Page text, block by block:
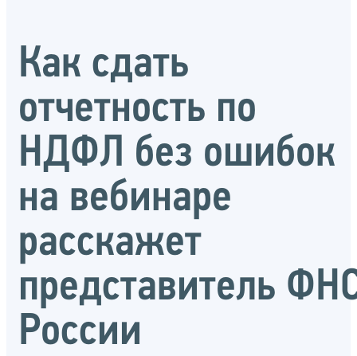
Как сдать
отчетность по
НДФЛ без ошибок
на вебинаре
расскажет
представитель
России